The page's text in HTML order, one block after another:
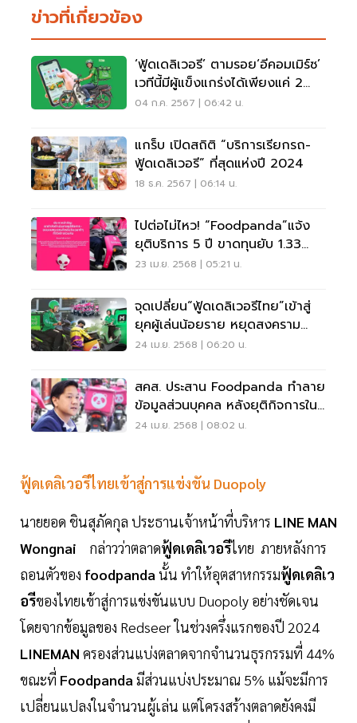
ข่าวที่เกี่ยวข้อง
‘ฟู้ดเดลิเวอรี’ ตามรอย‘อีคอมเมิร์ซ’
เวทีนี้มีผู้แข็งแกร่งได้เพียงแค่ 2
ราย
04 ก.ค. 2567 | 06:42 น.
แกร็บ เปิดสถิติ “บริการเรียกรถ-
ฟู้ดเดลิเวอรี” ที่สุดแห่งปี 2024
18 ธ.ค. 2567 | 06:14 น.
ไปต่อไม่ไหว! “foodpanda”แจ้ง
ยุติบริการ 5 ปี ขาดทุนยับ 1.33
หมื่นล้าน
23 เม.ย. 2568 | 05:21 น.
จุดเปลี่ยน“ฟู้ดเดลิเวอรีไทย”เข้าสู่
ยุคผู้เล่นน้อยราย หยุดสงคราม
ราคา มุ่งโกยกำไร
24 เม.ย. 2568 | 06:20 น.
สคส. ประสาน Foodpanda ทำลาย
ข้อมูลส่วนบุคคล หลังยุติกิจการใน
ไทย
24 เม.ย. 2568 | 08:02 น.
ฟู้ดเดลิเวอรีไทยเข้าสู่การแข่งขัน Duopoly
นายยอด ชินสุภัคกุล ประธานเจ้าหน้าที่บริหาร LINE MAN
Wongnai กล่าวว่าตลาดฟู้ดเดลิเวอรีไทย ภายหลังการ
ถอนตัวของ foodpanda นั้น ทำให้อุตสาหกรรมฟู้ดเดลิเว
อรีของไทยเข้าสู่การแข่งขันแบบ Duopoly อย่างชัดเจน
โดยจากข้อมูลของ Redseer ในช่วงครึ่งแรกของปี 2024
LINEMAN ครองส่วนแบ่งตลาดจากจำนวนธุรกรรมที่ 44%
ขณะที่ Foodpanda มีส่วนแบ่งประมาณ 5% แม้จะมีการ
เปลี่ยนแปลงในจำนวนผู้เล่น แต่โครงสร้างตลาดยังคงมี